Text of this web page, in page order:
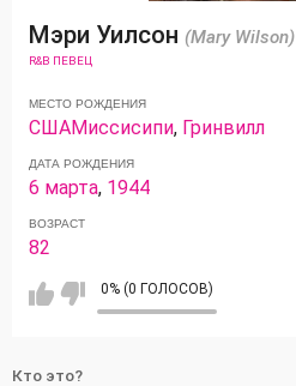
Мэри Уилсон (Mary Wilson)
R&B ПЕВЕЦ
МЕСТО РОЖДЕНИЯ
СШАМиссисипи, Гринвилл
ДАТА РОЖДЕНИЯ
6 марта, 1944
ВОЗРАСТ
82
0% (0 ГОЛОСОВ)
Кто это?